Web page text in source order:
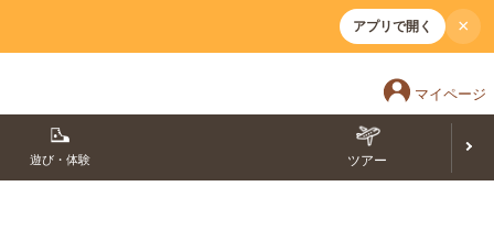
アプリで開く ×
マイページ
遊び・体験 ツアー